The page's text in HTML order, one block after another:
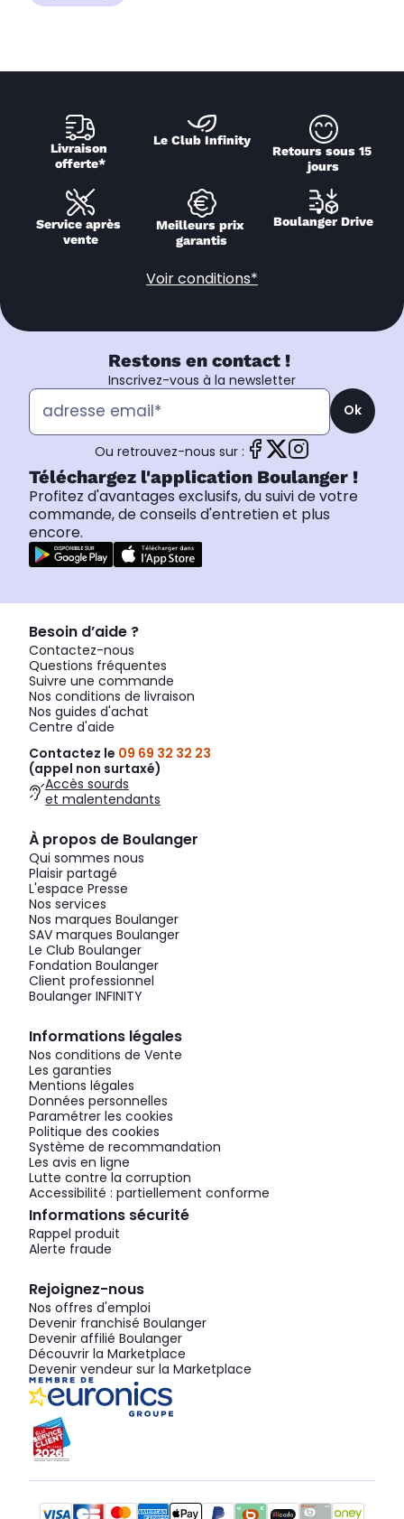
Livraison
offerte*
Le Club Infinity
Retours sous 15
jours
Service après
vente
Meilleurs prix
garantis
Boulanger Drive
Voir conditions*
Restons en contact !
Inscrivez-vous à la newsletter
Ok
Ou retrouvez-nous sur :
Téléchargez l'application Boulanger !
Profitez d'avantages exclusifs, du suivi de votre
commande, de conseils d'entretien et plus
encore.
Besoin d’aide ?
Contactez-nous
Questions fréquentes
Suivre une commande
Nos conditions de livraison
Nos guides d'achat
Centre d'aide
Contactez le 09 69 32 32 23
(appel non surtaxé)
Accès sourds
et malentendants
À propos de Boulanger
Qui sommes nous
Plaisir partagé
L'espace Presse
Nos services
Nos marques Boulanger
SAV marques Boulanger
Le Club Boulanger
Fondation Boulanger
Client professionnel
Boulanger INFINITY
Informations légales
Nos conditions de Vente
Les garanties
Mentions légales
Données personnelles
Paramétrer les cookies
Politique des cookies
Système de recommandation
Les avis en ligne
Lutte contre la corruption
Accessibilité : partiellement conforme
Informations sécurité
Rappel produit
Alerte fraude
Rejoignez-nous
Nos offres d'emploi
Devenir franchisé Boulanger
Devenir affilié Boulanger
Découvrir la Marketplace
Devenir vendeur sur la Marketplace